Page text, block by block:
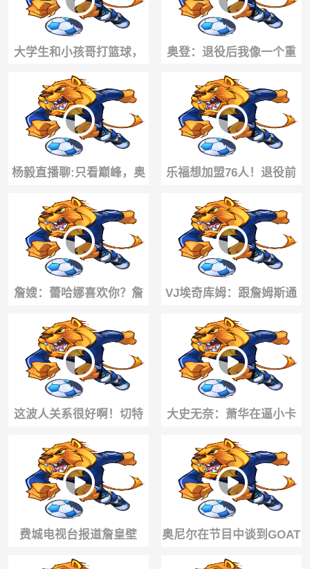
大学生和小孩哥打篮球，
打赌谁输了谁做俯卧撑，
这一刻他是主角
奥登：退役后我像一个重
生的婴儿，花了很长时间
才找到自己
杨毅直播聊:只看巅峰，奥
尼尔毫无疑问比詹姆斯更
强！🤔
乐福想加盟76人！退役前
还有机会再次联手詹姆斯
嘛？
詹嫂：蕾哈娜喜欢你？詹
姆斯：我不知道（求生欲
堪比绝杀时刻🤣
VJ埃奇库姆：跟詹姆斯通
话时我假装平静，挂掉后
我激动坏了！🤪
这波人关系很好啊！切特
＆麦凯恩与吹杨、墨菲、
3J、小波特打野球
大史无奈：萧华在逼小卡
和快船自首，快船重建都
重建不了了！
费城电视台报道詹皇壁
画：勒布朗铁粉构思 预留
奥尼尔在节目中谈到GOAT
讨论，罕见地流露出复杂